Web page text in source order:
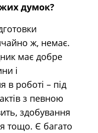
думок?
ж, немає.
має добре
і
в роботі – під
з певною
здобування
тощо. Є багато